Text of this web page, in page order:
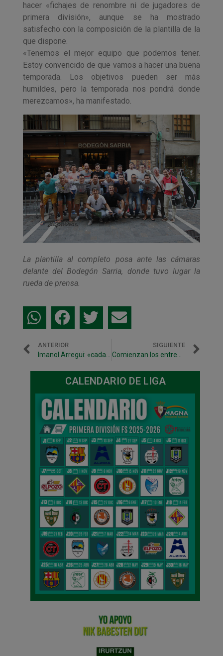
hacer «fichajes de renombre ni de jugadores de
primera división», aunque se ha mostrado
satisfecho con la composición de la plantilla de la
que dispone.
«Tenemos el mejor equipo que podemos tener.
Estoy convencido de que vamos a hacer una buena
temporada. Los objetivos pueden ser más
humildes, pero la temporada nos pondrá donde
merezcamos», ha manifestado.
La plantilla al completo posa ante las cámaras
delante del Bodegón Sarria, donde tuvo lugar la
rueda de prensa.
ANTERIOR SIGUIENTE
CALENDARIO DE LIGA